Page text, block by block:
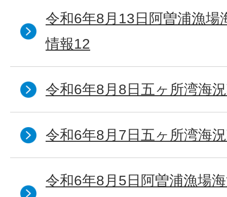
令和6年8月13日阿曽浦漁場
情報12
令和6年8月8日五ヶ所湾海
令和6年8月7日五ヶ所湾海
令和6年8月5日阿曽浦漁場